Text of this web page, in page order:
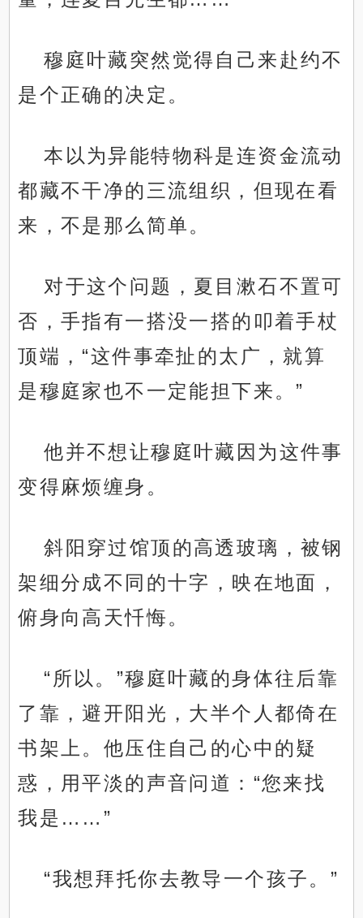
穆庭叶藏突然觉得自己来赴约不
是个正确的决定。
本以为异能特物科是连资金流动
都藏不干净的三流组织，但现在看
来，不是那么简单。
对于这个问题，夏目漱石不置可
否，手指有一搭没一搭的叩着手杖
顶端，“这件事牵扯的太广，就算
是穆庭家也不一定能担下来。”
他并不想让穆庭叶藏因为这件事
变得麻烦缠身。
斜阳穿过馆顶的高透玻璃，被钢
架细分成不同的十字，映在地面，
俯身向高天忏悔。
“所以。”穆庭叶藏的身体往后靠
了靠，避开阳光，大半个人都倚在
书架上。他压住自己的心中的疑
惑，用平淡的声音问道：“您来找
我是……”
“我想拜托你去教导一个孩子。”